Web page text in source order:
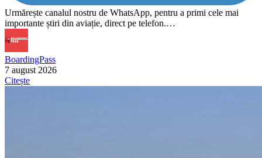
Urmărește canalul nostru de WhatsApp, pentru a primi cele mai
importante știri din aviație, direct pe telefon.…
BoardingPass
7 august 2026
Citește